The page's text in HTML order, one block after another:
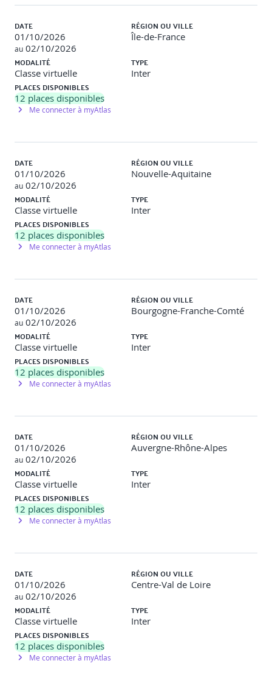
Module 6 : LES BASES DE DONNEES GRAPH : NEO4J
Qu’est-ce qu’un graphe ?
Les nœuds : les propriétés et les labels.
Les propriétés : les types et les tableaux.
Les chemins et les parcours de données.
Les schémas, les index et les contraintes.
La syntaxe : les expressions, les variables, les
paramètres, les opérateurs, les motifs, les tableaux,
Les clauses : les lectures, les écritures, les unions,
les projections, etc.
Les fonctions : les mathématiques, les
agrégations, les scalaires, liées aux tableaux et aux
chaînes, etc.
Les index : la création, l'utilisation, la
suppression, l'ajout de contraintes.
DATE
01/10/2026
au 02/10/2026
RÉGION OU VILLE
Île-de-France
MODALITÉ
Classe virtuelle
TYPE
Inter
PLACES DISPONIBLES
12 places disponibles
Me connecter à myAtlas
DATE
01/10/2026
au 02/10/2026
RÉGION OU VILLE
Nouvelle-Aquitaine
MODALITÉ
Classe virtuelle
TYPE
Inter
PLACES DISPONIBLES
12 places disponibles
Me connecter à myAtlas
DATE
01/10/2026
au 02/10/2026
RÉGION OU VILLE
Bourgogne-Franche-Comté
MODALITÉ
Classe virtuelle
TYPE
Inter
PLACES DISPONIBLES
12 places disponibles
Me connecter à myAtlas
DATE
01/10/2026
au 02/10/2026
RÉGION OU VILLE
Auvergne-Rhône-Alpes
MODALITÉ
Classe virtuelle
TYPE
Inter
PLACES DISPONIBLES
12 places disponibles
Me connecter à myAtlas
DATE
01/10/2026
au 02/10/2026
RÉGION OU VILLE
Centre-Val de Loire
MODALITÉ
Classe virtuelle
TYPE
Inter
PLACES DISPONIBLES
12 places disponibles
Me connecter à myAtlas